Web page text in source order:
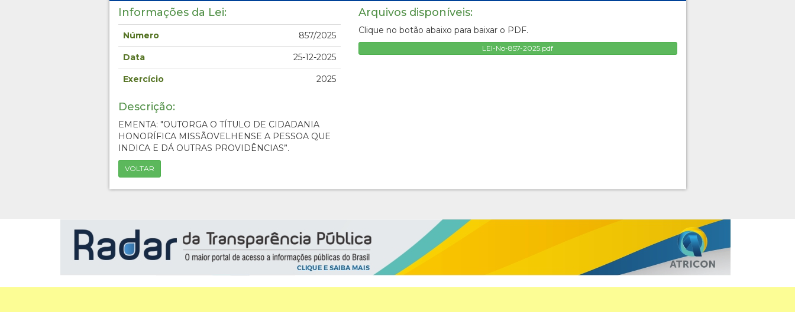
Informações da Lei:
Número 857/2025
Data 25-12-2025
Exercício 2025
Descrição:
EMENTA: "OUTORGA O TÍTULO DE CIDADANIA
HONORÍFICA MISSÃOVELHENSE A PESSOA QUE
INDICA E DÁ OUTRAS PROVIDÊNCIAS”.
VOLTAR
Arquivos disponíveis:
Clique no botão abaixo para baixar o PDF.
LEI-No-857-2025.pdf